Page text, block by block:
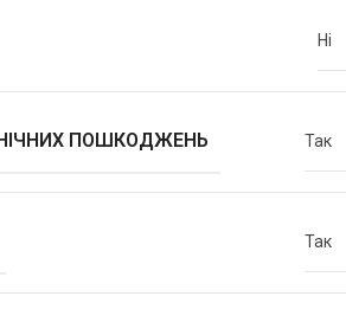
Ні
ПОШКОДЖЕНЬ Так
Так